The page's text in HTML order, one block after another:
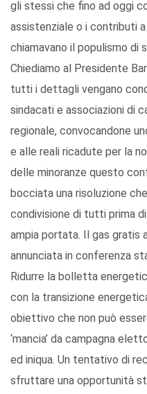
gli stessi che fino ad oggi
assistenziale o i contributi
chiamavano il populismo di
Chiediamo al Presidente
tutti i dettagli vengano
sindacati e associazioni di
regionale, convocandone
e alle reali ricadute per la
delle minoranze questo
bocciata una risoluzione
condivisione di tutti prima
ampia portata. Il gas gratis
annunciata in conferenza
Ridurre la bolletta
con la transizione
obiettivo che non può
‘mancia’ da campagna
ed iniqua. Un tentativo di
sfruttare una opportunità